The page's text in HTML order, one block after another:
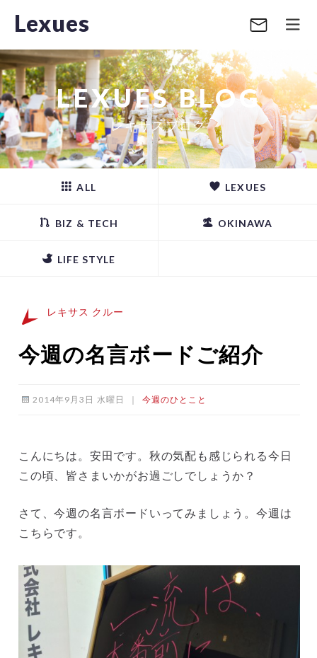
Lexues
LEXUES BLOG
レキサスブログ
ALL LEXUES
BIZ & TECH OKINAWA
LIFE STYLE
レキサス クルー
今週の名言ボードご紹介
2014年9月3日 水曜日 ｜ 今週のひとこと
こんにちは。安田です。秋の気配も感じられる今日
この頃、皆さまいかがお過ごしでしょうか？
さて、今週の名言ボードいってみましょう。今週は
こちらです。